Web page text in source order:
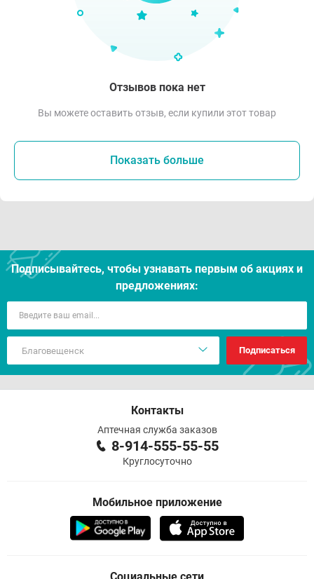
Отзывов пока нет
Вы можете оставить отзыв, если купили этот товар
Показать больше
Подписывайтесь, чтобы узнавать первым об акцияx и
предложениях:
Подписаться
Контакты
Аптечная служба заказов
8-914-555-55-55
Круглосуточно
Мобильное приложение